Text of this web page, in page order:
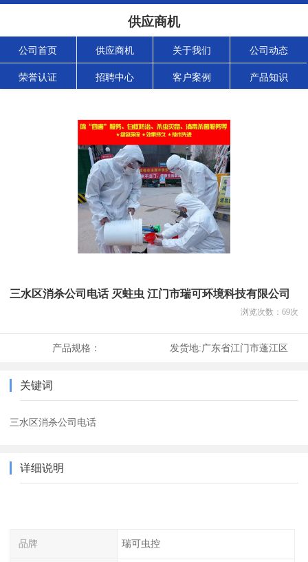
供应商机
公司首页 供应商机 关于我们 公司动态
荣誉认证 招聘中心 客户案例 产品知识
三水区消杀公司电话 灭蛀虫 江门市瑞可环境科技有限公司
浏览次数： 69次
产品规格： 发货地:广东省江门市蓬江区
关键词
三水区消杀公司电话
详细说明
品牌 瑞可虫控